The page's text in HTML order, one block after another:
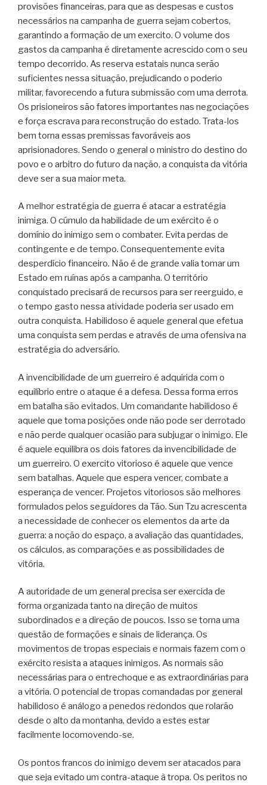
provisões financeiras, para que as despesas e custos
necessários na campanha de guerra sejam cobertos,
garantindo a formação de um exercito. O volume dos
gastos da campanha é diretamente acrescido com o seu
tempo decorrido. As reserva estatais nunca serão
suficientes nessa situação, prejudicando o poderio
militar, favorecendo a futura submissão com uma derrota.
Os prisioneiros são fatores importantes nas negociações
e força escrava para reconstrução do estado. Trata-los
bem torna essas premissas favoráveis aos
aprisionadores. Sendo o general o ministro do destino do
povo e o arbitro do futuro da nação, a conquista da vitória
deve ser a sua maior meta.
A melhor estratégia de guerra é atacar a estratégia
inimiga. O cúmulo da habilidade de um exército é o
domínio do inimigo sem o combater. Evita perdas de
contingente e de tempo. Consequentemente evita
desperdício financeiro. Não é de grande valia tomar um
Estado em ruínas após a campanha. O território
conquistado precisará de recursos para ser reerguido, e
o tempo gasto nessa atividade poderia ser usado em
outra conquista. Habilidoso é aquele general que efetua
uma conquista sem perdas e através de uma ofensiva na
estratégia do adversário.
A invencibilidade de um guerreiro é adquirida com o
equilíbrio entre o ataque é a defesa. Dessa forma erros
em batalha são evitados. Um comandante habilidoso é
aquele que toma posições onde não pode ser derrotado
e não perde qualquer ocasião para subjugar o inimigo. Ele
é aquele equilibra os dois fatores da invencibilidade de
um guerreiro. O exercito vitorioso é aquele que vence
sem batalhas. Aquele que espera vencer, combate a
esperança de vencer. Projetos vitoriosos são melhores
formulados pelos seguidores da Tão. Sun Tzu acrescenta
a necessidade de conhecer os elementos da arte da
guerra: a noção do espaço, a avaliação das quantidades,
os cálculos, as comparações e as possibilidades de
vitória.
A autoridade de um general precisa ser exercida de
forma organizada tanto na direção de muitos
subordinados e a direção de poucos. Isso se torna uma
questão de formações e sinais de liderança. Os
movimentos de tropas especiais e normais fazem com o
exército resista a ataques inimigos. As normais são
necessárias para o entrechoque e as extraordinárias para
a vitória. O potencial de tropas comandadas por general
habilidoso é análogo a penedos redondos que rolarão
desde o alto da montanha, devido a estes estar
facilmente locomovendo-se.
Os pontos francos do inimigo devem ser atacados para
que seja evitado um contra-ataque à tropa. Os peritos no